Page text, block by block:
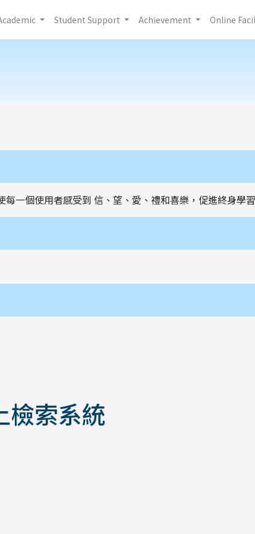
Student Support Achievement Online
一個使用者感受到 信、望、愛、禮和喜樂，促進終身學
檢索系統